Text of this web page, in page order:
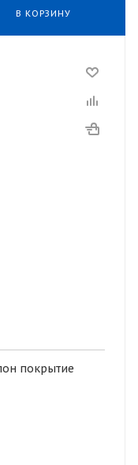
В КОРЗИНУ
покрытие